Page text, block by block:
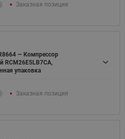
Заказная позиция
— Компрессор
RCM26E5LB7CA,
упаковка
Заказная позиция